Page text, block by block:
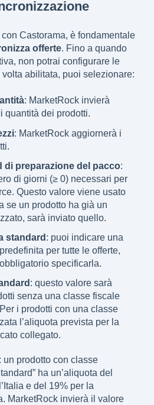
Castorama, è fondamentale
offerte. Fino a quando
non potrai configurare le
abilitata, puoi selezionare:
: MarketRock invierà
quantità dei prodotti.
: MarketRock aggiornerà i
di preparazione del pacco:
di giorni (≥ 0) necessari per
Questo valore viene usato
se un prodotto ha già un
sarà inviato quello.
standard : puoi indicare una
per tutte le offerte,
specificarla.
: questo valore sarà
senza una classe fiscale
i prodotti con una classe
l’aliquota prevista per la
collegato.
un prodotto con classe
ha un’aliquota del
e del 19% per la
MarketRock invierà il valore